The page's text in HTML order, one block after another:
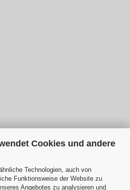
Cookies und andere
Technologien, auch von
Funktionsweise der Website zu
Angebotes zu analysieren und